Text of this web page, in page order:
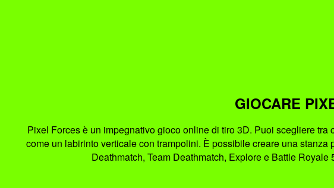
GIOCARE
Pixel Forces è un impegnativo gioco online di tiro 3D. Puoi scegliere
come un labirinto verticale con trampolini. È possibile creare una
Deathmatch, Team Deathmatch, Explore e Battle